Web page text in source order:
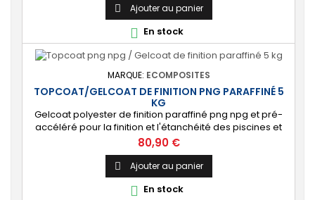
 Ajouter au panier
 En stock
MARQUE: ECOMPOSITES
TOPCOAT/GELCOAT DE FINITION PNG PARAFFINÉ 5
KG
Gelcoat polyester de finition paraffiné png npg et pré-
accéléré pour la finition et l'étanchéité des piscines et
bassins. [Finition] : Fournit une couche extérieure lisse
brillante qualité immersion. [Étanche] : Étanchéifie votre
stratification résine et fibre de verre. Livré avec son
catalyseur PMEC 10 cl Couleurs : blanc, noir, incolore, vert,
nuances...
Prix
80,90 €
 Ajouter au panier
 En stock